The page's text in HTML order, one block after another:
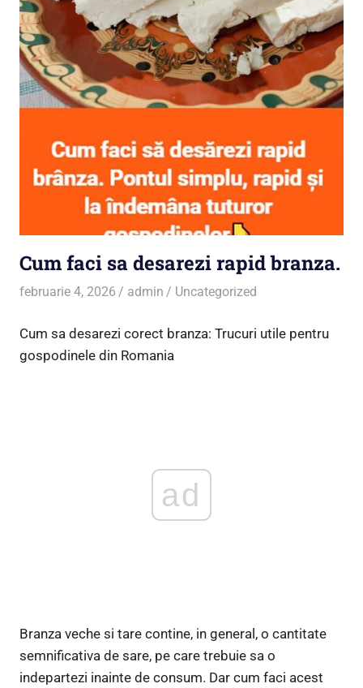
Cum faci sa desarezi rapid branza.
februarie 4, 2026 admin Uncategorized
Cum sa desarezi corect branza: Trucuri utile pentru
gospodinele din Romania
ad
Branza veche si tare contine, in general, o cantitate
semnificativa de sare, pe care trebuie sa o
indepartezi inainte de consum. Dar cum faci acest